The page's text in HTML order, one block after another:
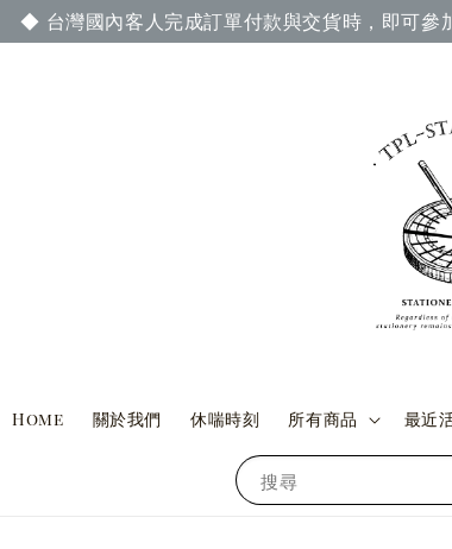
◆ 台灣國內客人完成訂單付款與交貨時，即可
搜尋
Home 關於我們 休喘時刻 所有商品 最近